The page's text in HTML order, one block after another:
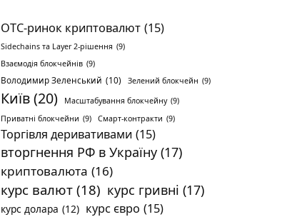
OTC-ринок криптовалют (15)
Sidechains та Layer 2-рішення (9)
Взаємодія блокчейнів (9)
Володимир Зеленський (10) Зелений блокчейн (9)
Київ(20) Масштабування блокчейну (9)
Приватні блокчейни (9) Смарт-контракти (9)
Торгівля деривативами (15)
вторгнення РФ в Україну (17)
криптовалюта (16)
курс валют (18) курс гривні (17)
курс долара (12) курс євро (15)